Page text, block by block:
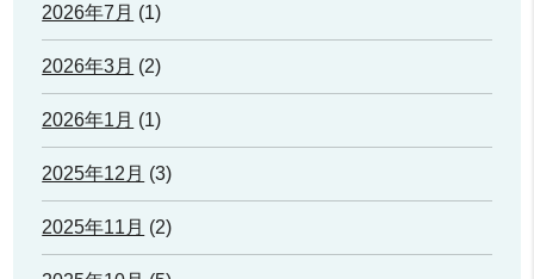
2026年7月 (1)
2026年3月 (2)
2026年1月 (1)
2025年12月 (3)
2025年11月 (2)